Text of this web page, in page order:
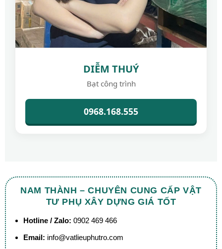
DIỄM THUÝ
Bạt công trình
0968.168.555
NAM THÀNH – CHUYÊN CUNG CẤP VẬT
TƯ PHỤ XÂY DỰNG GIÁ TỐT
Hotline / Zalo: 0902 469 466
Email: info@vatlieuphutro.com